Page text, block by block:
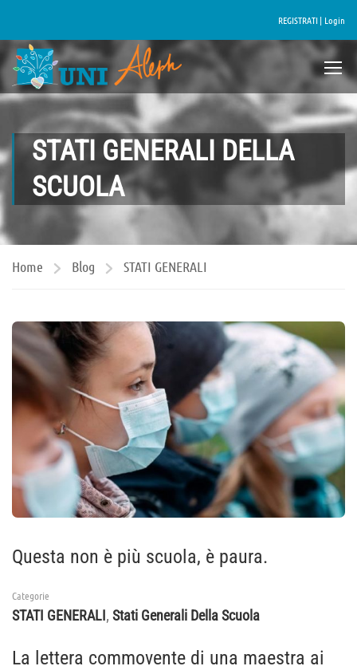
REGISTRATI | Login
STATI GENERALI DELLA
SCUOLA
Home Blog STATI GENERALI
Questa non è più scuola, è paura.
Categorie
STATI GENERALI, Stati Generali Della Scuola
La lettera commovente di una maestra ai